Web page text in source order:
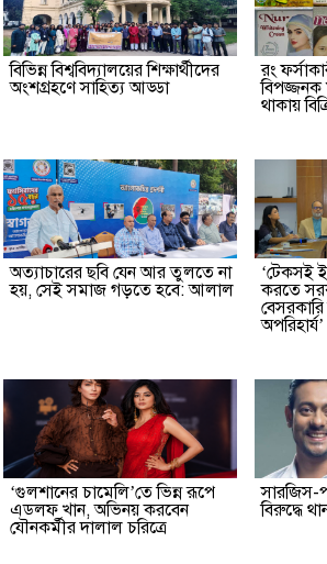
বিভিন্ন বিশ্ববিদ্যালয়ের শিক্ষার্থীদের
অংশগ্রহণে সাহিত্য আড্ডা
রং
বিপজ্জনক
থাকায়
অত্যাচারের ছবি যেন আর তুলতে না
হয়, সেই সমাজ গড়তে হবে: আলাল
‘টেকসই
করতে
অপরিহার্য’
‘গুলশানের চামেলি’তে ভিন্ন রূপে
এডলফ খান, অভিনয় করবেন
যৌনকর্মীর দালাল চরিত্রে
সারজিস-
বিরুদ্ধে